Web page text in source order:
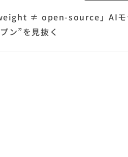
≠ open-source」AI
ン”を見抜く